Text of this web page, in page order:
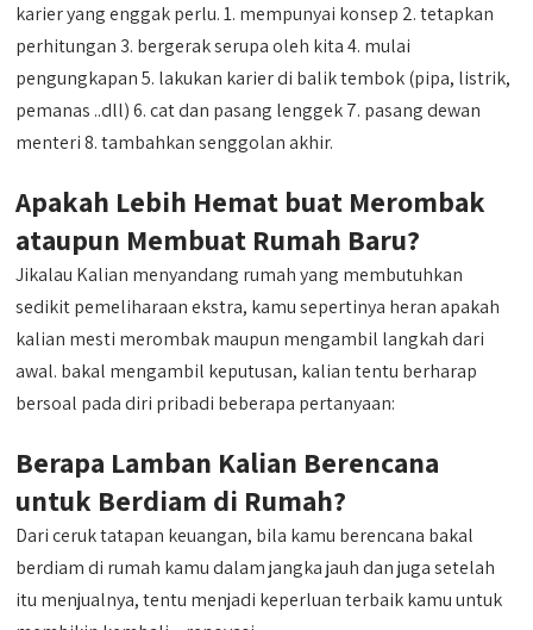
karier yang enggak perlu. 1. mempunyai konsep 2. tetapkan
perhitungan 3. bergerak serupa oleh kita 4. mulai
pengungkapan 5. lakukan karier di balik tembok (pipa, listrik,
pemanas ..dll) 6. cat dan pasang lenggek 7. pasang dewan
menteri 8. tambahkan senggolan akhir.
Apakah Lebih Hemat buat Merombak
ataupun Membuat Rumah Baru?
Jikalau Kalian menyandang rumah yang membutuhkan
sedikit pemeliharaan ekstra, kamu sepertinya heran apakah
kalian mesti merombak maupun mengambil langkah dari
awal. bakal mengambil keputusan, kalian tentu berharap
bersoal pada diri pribadi beberapa pertanyaan:
Berapa Lamban Kalian Berencana
untuk Berdiam di Rumah?
Dari ceruk tatapan keuangan, bila kamu berencana bakal
berdiam di rumah kamu dalam jangka jauh dan juga setelah
itu menjualnya, tentu menjadi keperluan terbaik kamu untuk